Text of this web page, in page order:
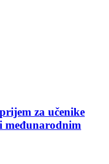
za učenike
međunarodnim